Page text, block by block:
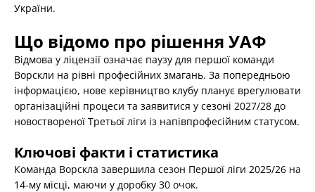
України.
Що відомо про рішення УАФ
Відмова у ліцензії означає паузу для першої команди
Ворскли на рівні професійних змагань. За попередньою
інформацією, нове керівництво клубу планує врегулювати
організаційні процеси та заявитися у сезоні 2027/28 до
новоствореної Третьої ліги із напівпрофесійним статусом.
Ключові факти і статистика
Команда Ворскла завершила сезон Першої ліги 2025/26 на
14-му місці, маючи у доробку 30 очок.